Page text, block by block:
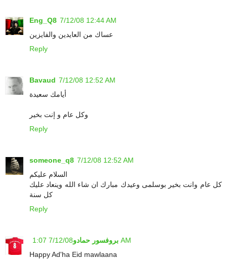
Eng_Q8 7/12/08 12:44 AM
عساك من العايدين والفايزين
Reply
Bavaud 7/12/08 12:52 AM
أيامك سعيدة
وكل عام و إنت بخير
Reply
someone_q8 7/12/08 12:52 AM
السلام عليكم
كل عام وانت بخير بوسلمى وعيدك مبارك ان شاء الله وينعاد عليك
كل سنة
Reply
بروفسور حمادو 7/12/08 1:07 AM
Happy Ad'ha Eid mawlaana